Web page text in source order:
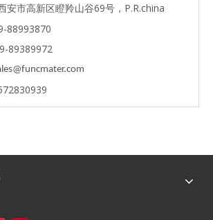
安市高新区瞪羚山谷69号，P.R.china
88993870
89389972